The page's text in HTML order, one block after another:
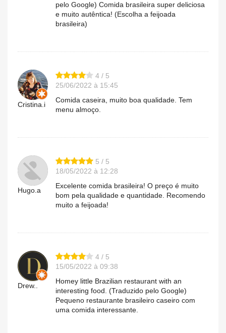
pelo Google) Comida brasileira super deliciosa
e muito autêntica! (Escolha a feijoada
brasileira)
Cristina.i
4 / 5
25/06/2022 à 15:45
Comida caseira, muito boa qualidade. Tem
menu almoço.
Hugo.a
5 / 5
18/05/2022 à 12:28
Excelente comida brasileira! O preço é muito
bom pela qualidade e quantidade. Recomendo
muito a feijoada!
Drew..
4 / 5
15/05/2022 à 09:38
Homey little Brazilian restaurant with an
interesting food. (Traduzido pelo Google)
Pequeno restaurante brasileiro caseiro com
uma comida interessante.